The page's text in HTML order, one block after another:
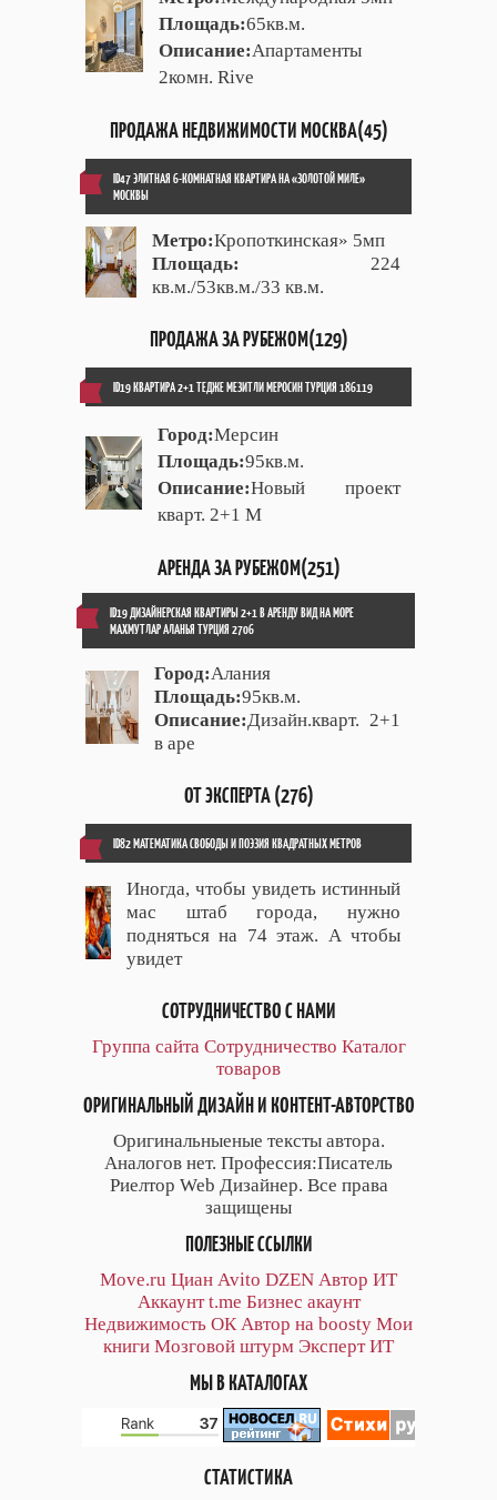
Площадь:65кв.м.
Описание:Апартаменты
2комн. Rive
ПРОДАЖА НЕДВИЖИМОСТИ МОСКВА(45)
ID47 ЭЛИТНАЯ 6-КОМНАТНАЯ КВАРТИРА НА «ЗОЛОТОЙ МИЛЕ»
МОСКВЫ
Метро:Кропоткинская» 5мп
Площадь:
224
кв.м./53кв.м./33 кв.м.
ПРОДАЖА ЗА РУБЕЖОМ(129)
ID19 КВАРТИРА 2+1 ТЕДЖЕ МЕЗИТЛИ МЕРОСИН ТУРЦИЯ 186119
Город:Мерсин
Площадь:95кв.м.
Описание:Новый проект
кварт. 2+1 М
АРЕНДА ЗА РУБЕЖОМ(251)
ID19 ДИЗАЙНЕРСКАЯ КВАРТИРЫ 2+1 В АРЕНДУ ВИД НА МОРЕ
МАХМУТЛАР АЛАНЬЯ ТУРЦИЯ 2706
Город:Алания
Площадь:95кв.м.
Описание: Дизайн.кварт. 2+1
в аре
ОТ ЭКСПЕРТА (276)
ID82 МАТЕМАТИКА СВОБОДЫ И ПОЭЗИЯ КВАДРАТНЫХ МЕТРОВ
Иногда, чтобы увидеть истинный
мас штаб города, нужно
подняться на 74 этаж. А чтобы
увидет
СОТРУДНИЧЕСТВО С НАМИ
Группа сайта Сотрудничество Каталог
товаров
ОРИГИНАЛЬНЫЙ ДИЗАЙН И КОНТЕНТ-АВТОРСТВО
Оригинальныеные тексты автора.
Аналогов нет. Профессия:Писатель
Риелтор Web Дизайнер. Все права
защищены
ПОЛЕЗНЫЕ ССЫЛКИ
Move.ru Циан Avito DZEN Автор ИТ
Аккаунт t.me Бизнес акаунт
Недвижимость ОК Автор на boosty Мои
книги Мозговой штурм Эксперт ИТ
МЫ В КАТАЛОГАХ
СТАТИСТИКА